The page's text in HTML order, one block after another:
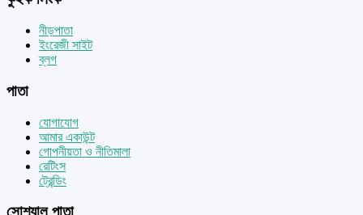
নীড়পাতা
ইংরেজী সাইট
ব্লগ
পাতা
যোগাযোগ
আমার একাউন্ট
গোপনীয়তা ও নীতিমালা
রেটিংস
ট্রেন্ডিং